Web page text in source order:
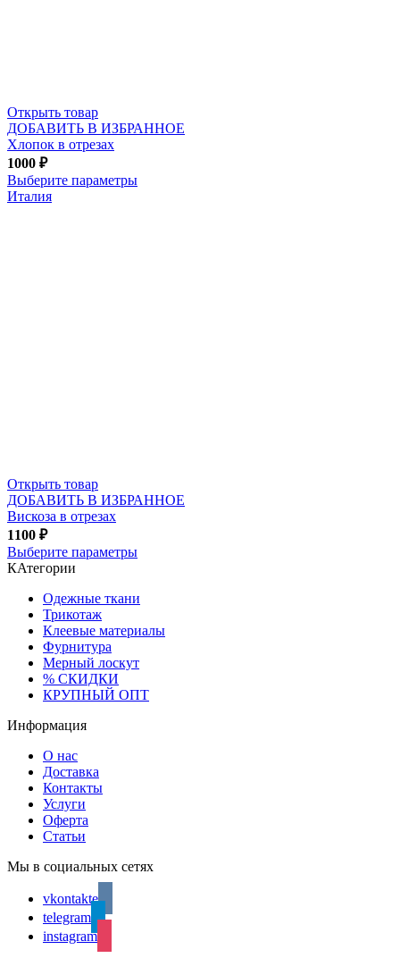
Открыть товар
ДОБАВИТЬ В ИЗБРАННОЕ
Хлопок в отрезах
1000 ₽
Выберите параметры
Италия
Открыть товар
ДОБАВИТЬ В ИЗБРАННОЕ
Вискоза в отрезах
1100 ₽
Выберите параметры
КАтегории
Одежные ткани
Трикотаж
Клеевые материалы
Фурнитура
Мерный лоскут
% СКИДКИ
КРУПНЫЙ ОПТ
Информация
О нас
Доставка
Контакты
Услуги
Оферта
Статьи
Мы в социальных сетях
vkontakte
telegram
instagram